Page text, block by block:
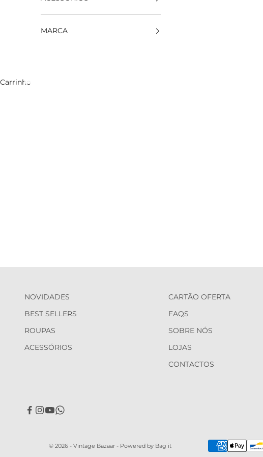
MARCA
Carrinho
NOVIDADES
BEST SELLERS
ROUPAS
ACESSÓRIOS
CARTÃO OFERTA
FAQS
SOBRE NÓS
LOJAS
CONTACTOS
© 2026 - Vintage Bazaar - Powered by Bag it